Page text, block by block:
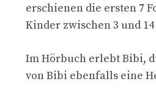
erschienen die ersten 7
Kinder zwischen 3 und
Im Hörbuch erlebt Bibi,
von Bibi ebenfalls eine